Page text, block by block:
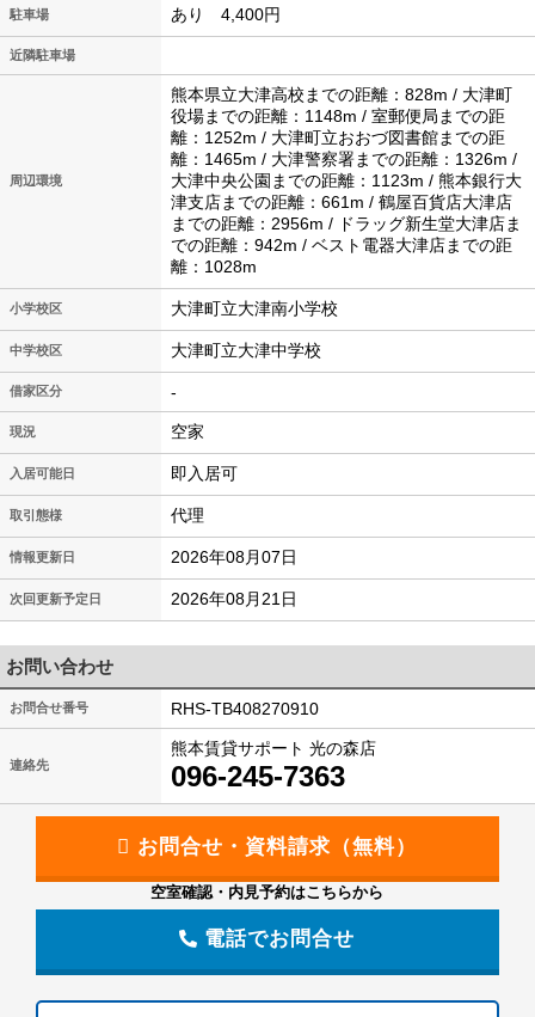
駐車場 あり 4,400円
近隣駐車場
周辺環境
熊本県立大津高校までの距離：828m / 大津町
役場までの距離：1148m / 室郵便局までの距
離：1252m / 大津町立おおづ図書館までの距
離：1465m / 大津警察署までの距離：1326m /
大津中央公園までの距離：1123m / 熊本銀行大
津支店までの距離：661m / 鶴屋百貨店大津店
までの距離：2956m / ドラッグ新生堂大津店ま
での距離：942m / ベスト電器大津店までの距
離：1028m
小学校区 大津町立大津南小学校
中学校区 大津町立大津中学校
借家区分 -
現況 空家
入居可能日 即入居可
取引態様 代理
情報更新日 2026年08月07日
次回更新予定日 2026年08月21日
お問い合わせ
お問合せ番号 RHS-TB408270910
連絡先
熊本賃貸サポート 光の森店
096-245-7363
空室確認・内見予約はこちらから
電話でお問合せ